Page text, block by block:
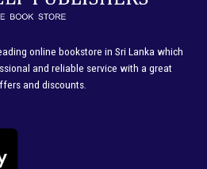
online bookstore in Sri Lanka which
and reliable service with a great
and discounts.